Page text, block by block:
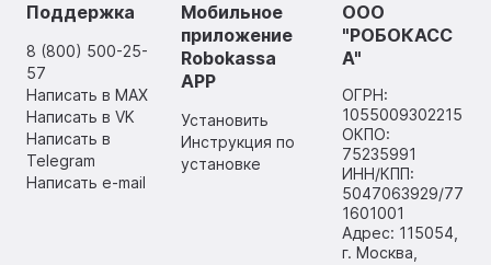
Поддержка
8 (800) 500-25-
57
Написать в MAX
Написать в VK
Написать в
Telegram
Написать e-mail
Мобильное
приложение
Robokassa
APP
Установить
Инструкция по
установке
ООО
"РОБОКАСС
А"
ОГРН:
1055009302215
ОКПО:
75235991
ИНН/КПП:
5047063929/77
1601001
Адрес: 115054,
г. Москва,